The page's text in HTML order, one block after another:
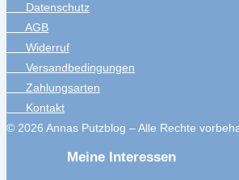
Datenschutz
AGB
Widerruf
Versandbedingungen
Zahlungsarten
Kontakt
© 2026 Annas Putzblog – Alle Rechte
Meine Interessen